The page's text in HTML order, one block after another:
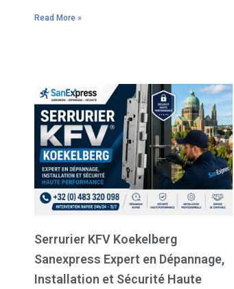
Read More »
Serrurier KFV Koekelberg
Sanexpress Expert en Dépannage,
Installation et Sécurité Haute